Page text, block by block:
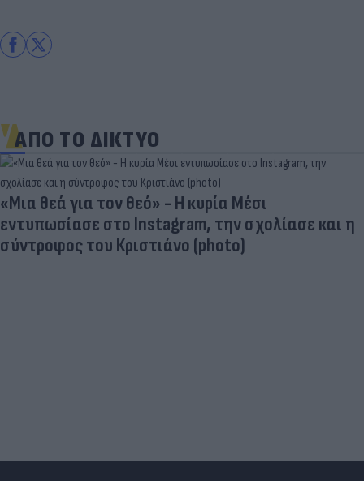
ΑΠΟ ΤΟ ΔΙΚΤΥΟ